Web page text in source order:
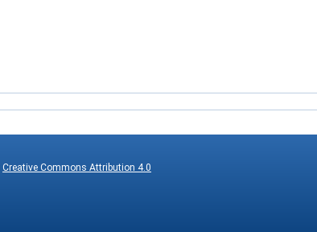
Creative Commons Attribution 4.0